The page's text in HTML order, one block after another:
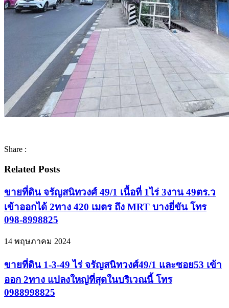
Share :
Related Posts
ขายที่ดิน จรัญสนิทวงศ์ 49/1 เนื้อที่ 1ไร่ 3งาน 49ตร.ว
เข้าออกได้ 2ทาง 420 เมตร ถึง MRT บางยี่ขัน โทร
098-8998825
14 พฤษภาคม 2024
ขายที่ดิน 1-3-49 ไร่ จรัญสนิทวงศ์49/1 และซอย53 เข้า
ออก 2ทาง แปลงใหญ่ที่สุดในบริเวณนี้ โทร
0988998825